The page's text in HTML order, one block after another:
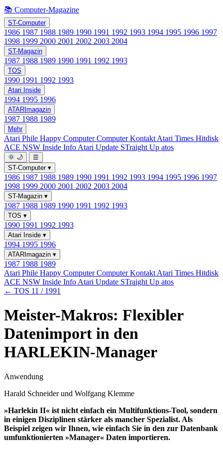
📚 Computer-Magazine
ST-Computer
1986 1987 1988 1989 1990 1991 1992 1993 1994 1995 1996 1997
1998 1999 2000 2001 2002 2003 2004
ST-Magazin
1987 1988 1989 1990 1991 1992 1993
TOS
1990 1991 1992 1993
Atari Inside
1994 1995 1996
ATARImagazin
1987 1988 1989
Mehr
Atari Phile Happy ComputerComputer Kontakt Atari Times Hitdisk
ACE NSW Inside Info Atari Update STraight Up atos
🌞 🌙
☰
ST-Computer ▾
1986 1987 1988 1989 1990 1991 1992 1993 1994 1995 1996 1997
1998 1999 2000 2001 2002 2003 2004
ST-Magazin ▾
1987 1988 1989 1990 1991 1992 1993
TOS ▾
1990 1991 1992 1993
Atari Inside ▾
1994 1995 1996
ATARImagazin ▾
1987 1988 1989
Atari Phile Happy ComputerComputer Kontakt Atari Times Hitdisk
ACE NSW Inside Info Atari Update STraight Up atos
← TOS 11 / 1991
Meister-Makros: Flexibler
Datenimport in den
HARLEKIN-Manager
Anwendung
Harald Schneider und Wolfgang Klemme
»Harlekin II« ist nicht einfach ein Multifunktions-Tool, sondern
in einigen Disziplinen stärker als mancher Spezialist. Als
Beispiel zeigen wir Ihnen, wie einfach Sie in den zur Datenbank
umfunktionierten »Manager« Daten importieren.